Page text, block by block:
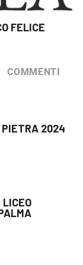
FELICE
COMMENTI
PIETRA 2024